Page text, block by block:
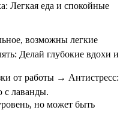
Легкая еда и спокойные
возможны легкие
Делай глубокие вдохи и
от работы → Антистресс:
с лаванды.
но может быть